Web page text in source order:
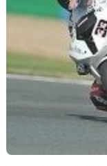
Avis
Scooters